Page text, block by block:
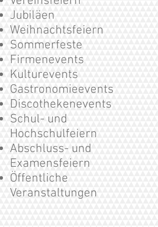
Jubiläen
Weihnachtsfeiern
Sommerfeste
Firmenevents
Kulturevents
Gastronomieevents
Discothekenevents
Schul- und
Hochschulfeiern
Abschluss- und
Examensfeiern
Öffentliche
Veranstaltungen